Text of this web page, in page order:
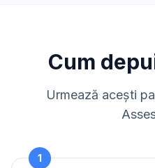
Cum
Urmează acești
1